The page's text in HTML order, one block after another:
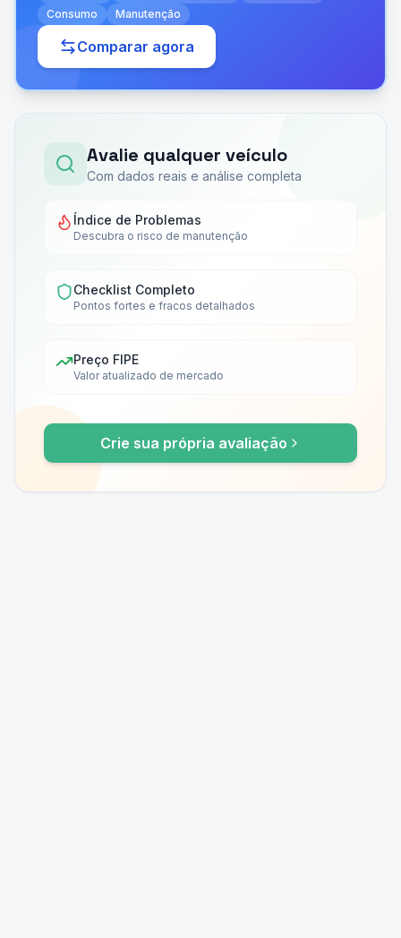
Consumo
Manutenção
Comparar agora
Avalie qualquer veículo
Com dados reais e análise completa
Índice de Problemas
Descubra o risco de manutenção
Checklist Completo
Pontos fortes e fracos detalhados
Preço FIPE
Valor atualizado de mercado
Crie sua própria avaliação